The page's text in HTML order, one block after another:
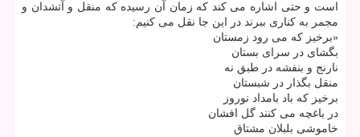
است و حتی اشاره می کند که زمان آن رسیده که منقل و آتشدان و
مجمر به کناری ببرند در این جا نقل می کنیم:
«برخیز که می رود زمستان
بگشای در سرای بستان
نارنج و بنفشه در طبق نه
منقل بگذار در شبستان
برخیز که باد بامداد نوروز
در باغچه می کنند گل افشان
خاموشی بلبلان مشتاق